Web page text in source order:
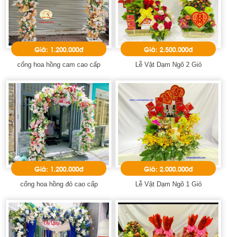
Giá: 1.200.000đ
cổng hoa hồng cam cao cấp
Giá: 2.500.000đ
Lễ Vật Dạm Ngõ 2 Giỏ
Giá: 1.200.000đ
cổng hoa hồng đỏ cao cấp
Giá: 2.000.000đ
Lễ Vật Dạm Ngõ 1 Giỏ